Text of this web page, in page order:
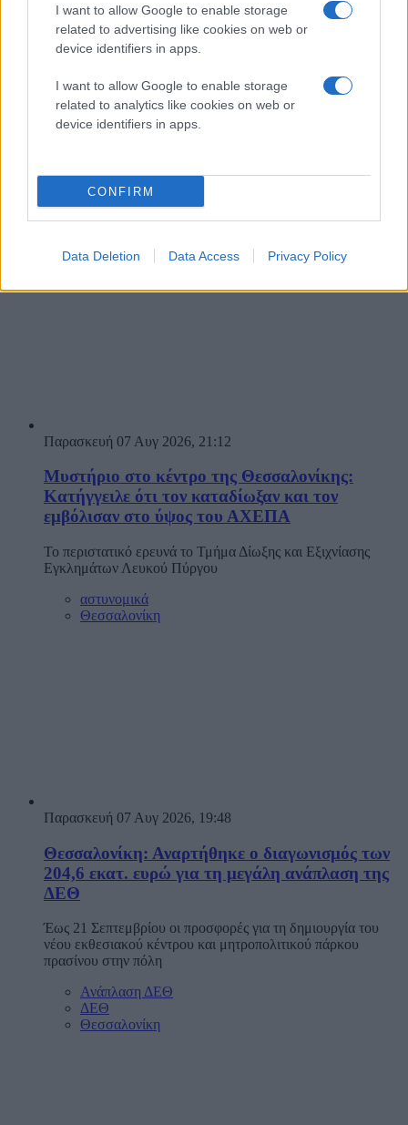
I want to allow Google to enable storage
related to advertising like cookies on web or
device identifiers in apps.
I want to allow Google to enable storage
related to analytics like cookies on web or
device identifiers in apps.
CONFIRM
Data Deletion Data Access Privacy Policy
Διαβάστε περισσότερα
Παρασκευή 07 Αυγ 2026, 21:12
Μυστήριο στο κέντρο της Θεσσαλονίκης:
Κατήγγειλε ότι τον καταδίωξαν και τον
εμβόλισαν στο ύψος του ΑΧΕΠΑ
To περιστατικό ερευνά το Τμήμα Δίωξης και Εξιχνίασης
Εγκλημάτων Λευκού Πύργου
αστυνομικά
Θεσσαλονίκη
Παρασκευή 07 Αυγ 2026, 19:48
Θεσσαλονίκη: Αναρτήθηκε ο διαγωνισμός των
204,6 εκατ. ευρώ για τη μεγάλη ανάπλαση της
ΔΕΘ
Έως 21 Σεπτεμβρίου οι προσφορές για τη δημιουργία του
νέου εκθεσιακού κέντρου και μητροπολιτικού πάρκου
πρασίνου στην πόλη
Ανάπλαση ΔΕΘ
ΔΕΘ
Θεσσαλονίκη